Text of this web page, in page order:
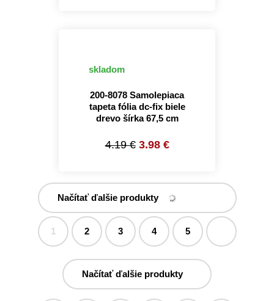
skladom
200-8078 Samolepiaca
tapeta fólia dc-fix biele
drevo šírka 67,5 cm
4.19 € 3.98 €
Načítať ďalšie produkty
1 2 3 4 5
Načítať ďalšie produkty